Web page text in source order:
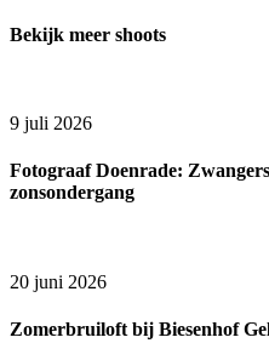
Bekijk meer shoots
9 juli 2026
Fotograaf Doenrade:
zonsondergang
20 juni 2026
Zomerbruiloft bij Biesenhof